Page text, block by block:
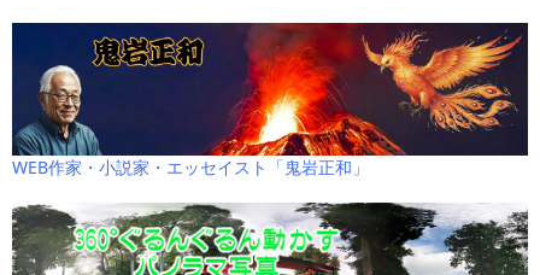
WEB作家・小説家・エッセイスト「鬼岩正和」